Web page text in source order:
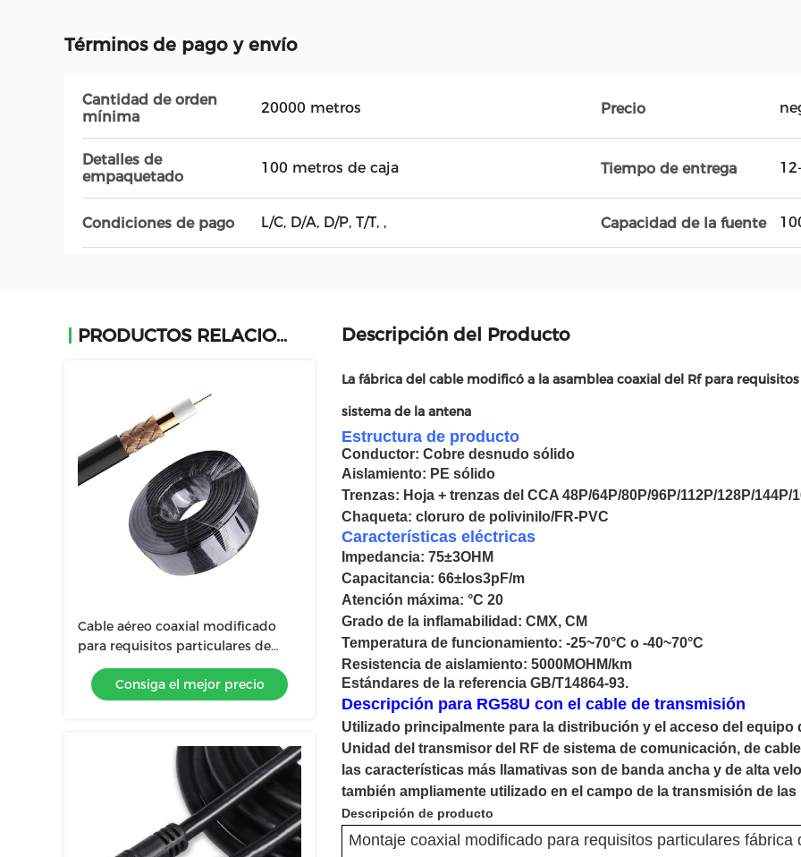
Términos de pago y envío
Cantidad de orden
mínima
20000 metros Precio
Detalles de
empaquetado
100 metros de caja Tiempo de entrega
Condiciones de pago L/C, D/A, D/P, T/T, , Capacidad de la fuente
PRODUCTOS RELACIONADOS
Cable aéreo coaxial modificado
para requisitos particulares de
RG58 RG59 RG6 para la
telecomunicación
Consiga el mejor precio
Descripción del Producto
La fábrica del cable modificó a la asamblea coaxial del Rf para
sistema de la antena
Estructura de producto
Conductor: Cobre desnudo sólido
Aislamiento: PE sólido
Trenzas: Hoja + trenzas del CCA 48P/64P/80P/96P/112P/128P/144P/
Chaqueta: cloruro de polivinilo/FR-PVC
Características eléctricas
Impedancia: 75±3OHM
Capacitancia: 66± los3pF/m
Atención máxima: °C 20
Grado de la inflamabilidad: CMX, CM
Temperatura de funcionamiento: -25~70°C o -40~70°C
Resistencia de aislamiento: 5000MOHM/km
Estándares de la referencia GB/T14864-93.
Descripción para RG58U con el cable de transmisión
Utilizado principalmente para la distribución y el acceso del
Unidad del transmisor del RF de sistema de comunicación, de
las características más llamativas son de banda ancha y de alta
también ampliamente utilizado en el campo de la transmisión de
Descripción de producto
Montaje coaxial modificado para requisitos particulares fábrica